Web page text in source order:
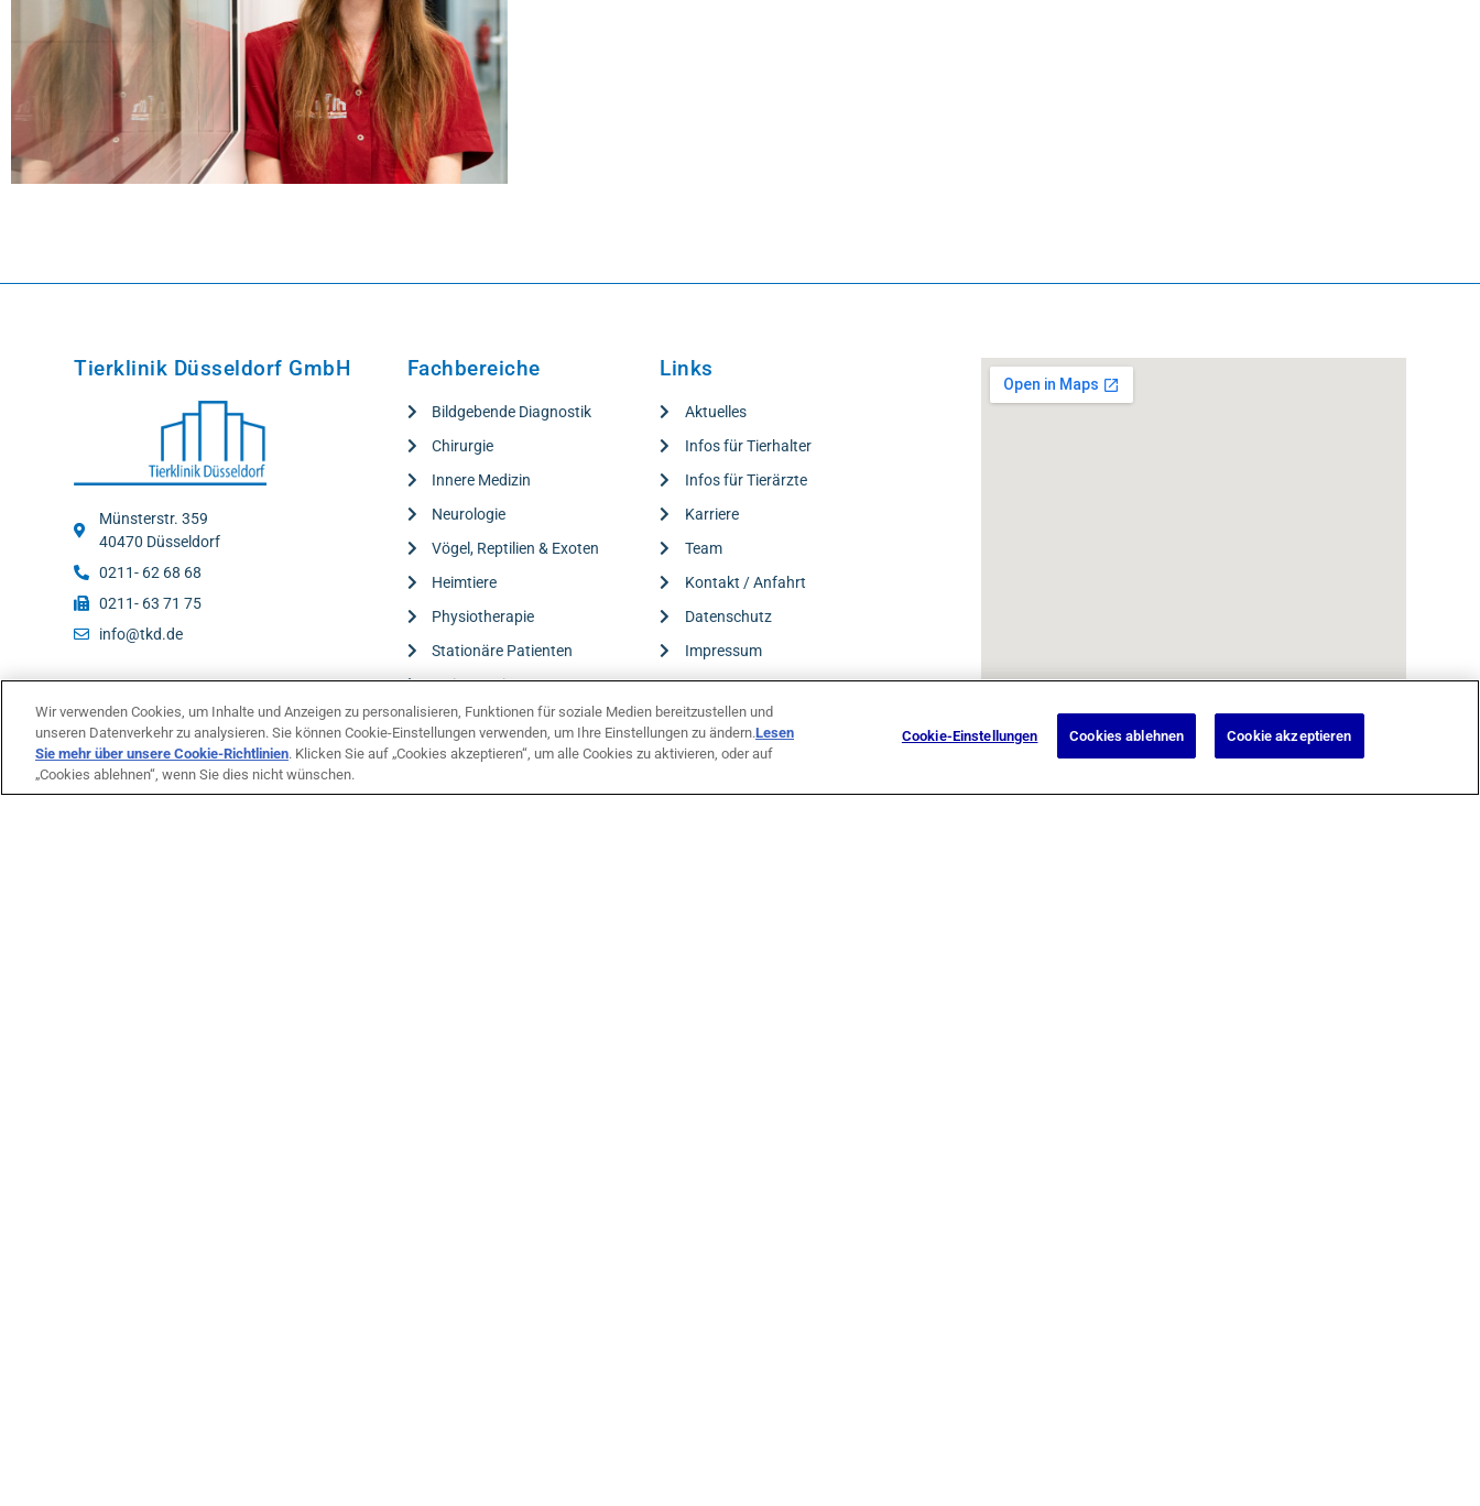
Tierklinik Düsseldorf GmbH
Münsterstr. 359
40470 Düsseldorf
0211- 62 68 68
0211- 63 71 75
info@tkd.de
Fachbereiche
Bildgebende Diagnostik
Chirurgie
Innere Medizin
Neurologie
Vögel, Reptilien & Exoten
Heimtiere
Physiotherapie
Stationäre Patienten
Weitere Leistungen
Links
Aktuelles
Infos für Tierhalter
Infos für Tierärzte
Karriere
Team
Kontakt / Anfahrt
Datenschutz
Impressum
Wir verwenden Cookies, um Inhalte und Anzeigen zu personalisieren, Funktionen für soziale Medien bereitzustellen und
unseren Datenverkehr zu analysieren. Sie können Cookie-Einstellungen verwenden, um Ihre Einstellungen zu ändern.Lesen
Sie mehr über unsere Cookie-Richtlinien(opens in a new tab)
. Klicken Sie auf „Cookies akzeptieren“, um alle Cookies zu aktivieren, oder auf
„Cookies ablehnen“, wenn Sie dies nicht wünschen.
Cookie-Einstellungen Cookies ablehnen Cookie akzeptieren